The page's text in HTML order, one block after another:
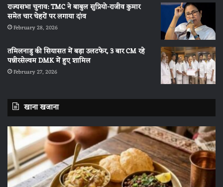
राज्यसभा चुनाव: TMC ने बाबुल सुप्रियो-राजीव कुमार
समेत चार चेहरों पर लगाया दांव
February 28, 2026
तमिलनाडु की सियासत में बड़ा उलटफेर, 3 बार CM रहे
पन्नीरसेल्वम DMK में हुए शामिल
February 27, 2026
खाना खजाना